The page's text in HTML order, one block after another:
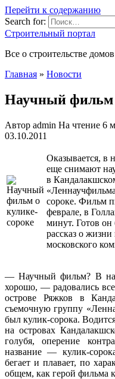
Перейти к содержанию
Search for:
Строительный портал
Все о строительстве
Главная » Новости
Научный фильм
Автор admin На чтение 6
03.10.2011
Оказывается, в
еще снимают
в
сороке. Фильм
феврале, в
минут. Готов он
рассказ о жизни
московского
— Научный фильм? В
хорошо, — радовались
острове Ряжков в
съемочную группу
был кулик-сорока.
на островах
голубя, оперение
название — кулик-
бегает и плавает, по
общем, как герой фильма